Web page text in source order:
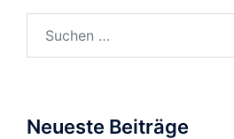
Neueste Beiträge